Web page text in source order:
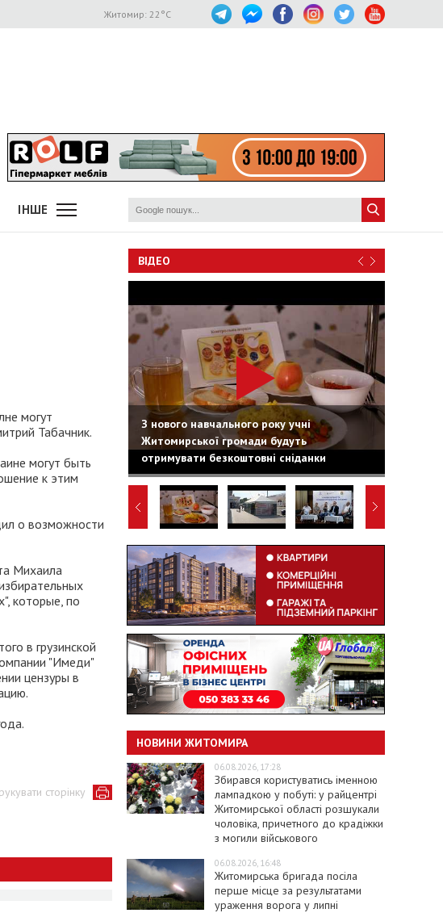
Житомир: 22 °C
ІНШЕ
могут
Табачник.
могут быть
к этим
о возможности
Михаила
которые, по
в грузинской
"Имеди"
цензуры в
сторінку
ВІДЕО
З нового навчального року учні
Житомирської громади будуть
отримувати безкоштовні сніданки
НОВИНИ ЖИТОМИРА
06.08.2026, 17:28
Збирався користуватись іменною
лампадкою у побуті: у райцентрі
Житомирської області розшукали
чоловіка, причетного до крадіжки
з могили військового
06.08.2026, 16:48
Житомирська бригада посіла
перше місце за результатами
ураження ворога у липні